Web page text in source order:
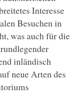
Interesse
Besuchen in
was auch für die
inländisch
neue Arten des